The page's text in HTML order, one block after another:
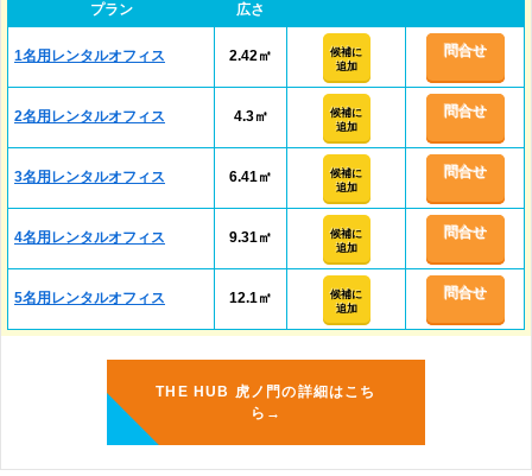
プラン 広さ
1名用レンタルオフィス 2.42㎡
候補に
追加
問合せ
2名用レンタルオフィス 4.3㎡
候補に
追加
問合せ
3名用レンタルオフィス 6.41㎡
候補に
追加
問合せ
4名用レンタルオフィス 9.31㎡
候補に
追加
問合せ
5名用レンタルオフィス 12.1㎡
候補に
追加
問合せ
THE HUB 虎ノ門の詳細はこち
ら→